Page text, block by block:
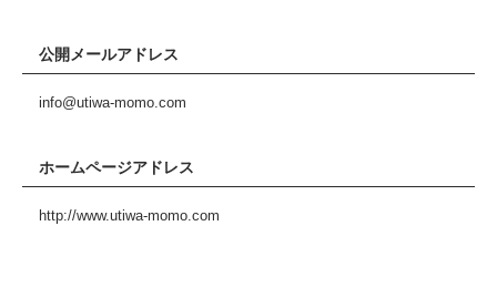
公開メールアドレス
info@utiwa-momo.com
ホームページアドレス
http://www.utiwa-momo.com